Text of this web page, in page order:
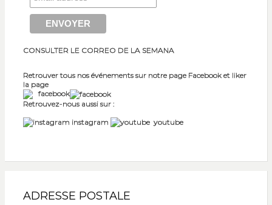
CONSULTER LE CORREO DE LA SEMANA
Retrouver tous nos événements sur notre page Facebook et liker
la page
facebook
Retrouvez-nous aussi sur :
instagram
youtube
ADRESSE POSTALE